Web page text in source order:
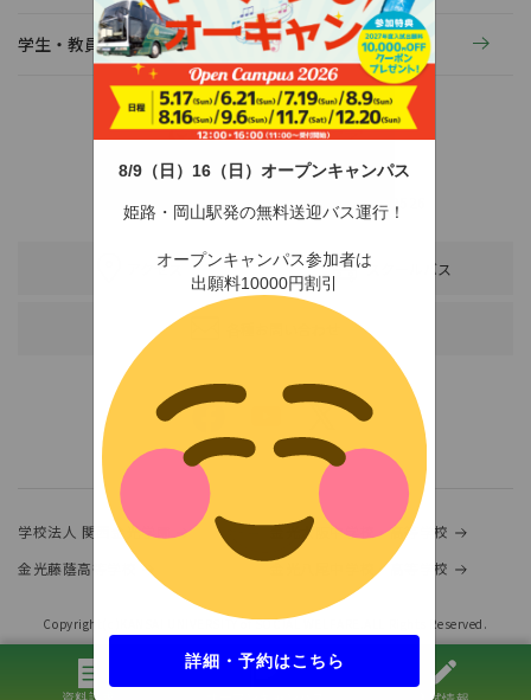
8/9（日）16（日）オープンキャンパス
姫路・岡山駅発の無料送迎バス運行！
オープンキャンパス参加者は
出願料10000円割引
詳細・予約はこちら
学生・教員の活動
〒678-0255 兵庫県赤穂市新田380-3
TEL：0791-46-2525（代）FAX：0791-46-2526
アクセス スクールバス
学校法人 関西金光学園
金光大阪中学校・高等学校
金光藤蔭高等学校
金光八尾中学校・高等学校
Copyright(c)KANSAI UNIVERSITY of SOCIAL WELFARE.ALL Rights Reserved.